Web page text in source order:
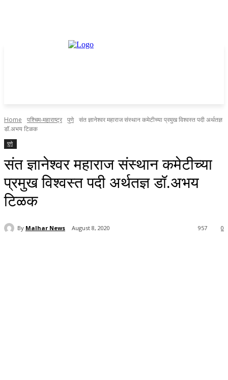
Home पश्चिम-महाराष्ट्र पुणे संत ज्ञानेश्वर महाराज संस्थान कमेटीच्या प्रमुख विश्वस्त पदी अर्थतज्ञ
डॉ.अभय टिळक
पुणे
संत ज्ञानेश्वर महाराज संस्थान कमेटीच्या
प्रमुख विश्वस्त पदी अर्थतज्ञ डॉ.अभय
टिळक
By Malhar News August 8, 2020 0
957